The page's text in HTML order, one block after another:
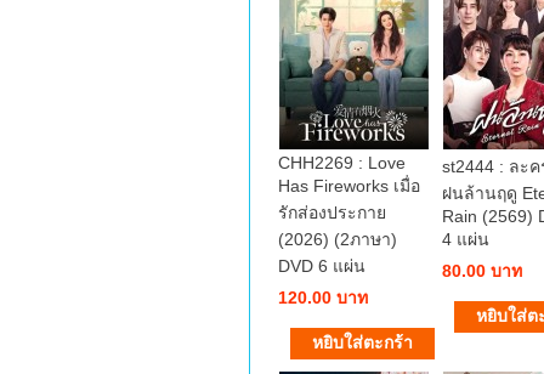
CHH2269 : Love
Has Fireworks เมื่อ
รักส่องประกาย
(2026) (2ภาษา)
DVD 6 แผ่น
120.00 บาท
st2444 : ละค
ฝนล้านฤดู
Rain (2569)
4 แผ่น
80.00 บาท